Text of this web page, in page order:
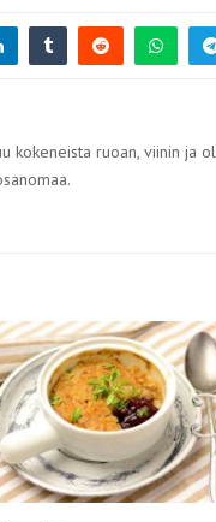
kokeneista ruoan, viinin ja